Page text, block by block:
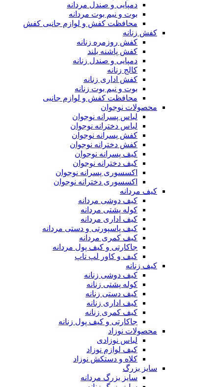
دمپایی و صندل مردانه
بوت و نیم بوت مردانه
محافظت کفش و لوازم جانبی کفش
کفش زنانه
کفش روزمره زنانه
کفش پاشنه بلند
دمپایی و صندل زنانه
کالج زنانه
کفش اداری زنانه
بوت و نیم بوت زنانه
محافظت کفش و لوازم جانبی
محصولات نوجوان
لباس پسرانه نوجوان
لباس دخترانه نوجوان
کفش پسرانه نوجوان
کفش دخترانه نوجوان
کیف پسرانه نوجوان
کیف دخترانه نوجوان
اکسسوری پسرانه نوجوان
اکسسوری دخترانه نوجوان
کیف مردانه
کیف دوشی مردانه
کوله پشتی مردانه
کیف اداری مردانه
کیف پاسپورتی و دستی مردانه
کیف کمری مردانه
جاکارتی و کیف پول مردانه
کیف و کاور لپ تاپ
کیف زنانه
کیف دوشی زنانه
کوله پشتی زنانه
کیف دستی زنانه
کیف اداری زنانه
کیف کمری زنانه
جاکارتی و کیف پول زنانه
محصولات نوزاد
لباس نوزادی
کیف لوازم نوزاد
کلاه و دستکش نوزاد
سایز بزرگ
سایز بزرگ مردانه